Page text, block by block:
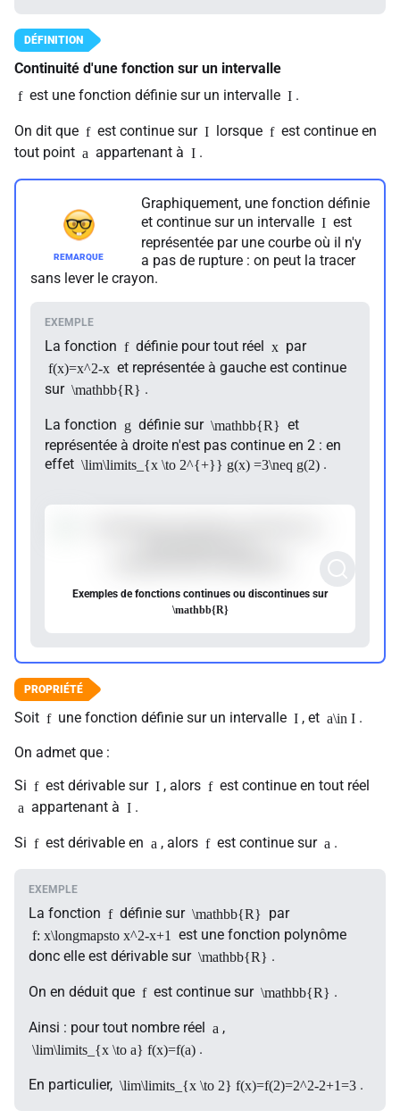
Continuité d'une fonction sur un intervalle
f est une fonction définie sur un intervalle I .
On dit que f est continue sur I lorsque f est continue en
tout point a appartenant à I .
Graphiquement, une fonction définie
et continue sur un intervalle I est
représentée par une courbe où il n'y
a pas de rupture : on peut la tracer
sans lever le crayon.
La fonction f définie pour tout réel x par
f(x)=x^2-x et représentée à gauche est continue
sur \mathbb{R} .
La fonction g définie sur \mathbb{R} et
représentée à droite n'est pas continue en 2 : en
effet \lim\limits_{x \to 2^{+}} g(x) =3\neq g(2) .
Exemples de fonctions continues ou discontinues sur
\mathbb{R}
Soit f une fonction définie sur un intervalle I , et a\in I .
On admet que :
Si f est dérivable sur I , alors f est continue en tout réel
a appartenant à I .
Si f est dérivable en a , alors f est continue sur a .
La fonction f définie sur \mathbb{R} par
f: x\longmapsto x^2-x+1
est une fonction polynôme
donc elle est dérivable sur \mathbb{R} .
On en déduit que f est continue sur \mathbb{R} .
Ainsi : pour tout nombre réel a ,
\lim\limits_{x \to a} f(x)=f(a) .
En particulier, \lim\limits_{x \to 2} f(x)=f(2)=2^2-2+1=3 .